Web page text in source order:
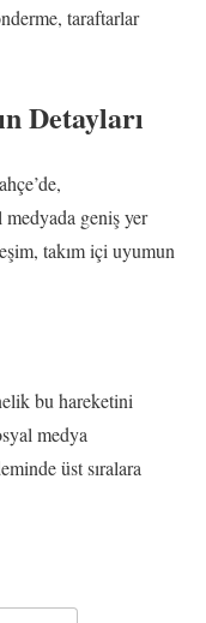
taraftarlar
Detayları
medyada geniş yer
takım içi uyumun
bu hareketini
medya
üst sıralara